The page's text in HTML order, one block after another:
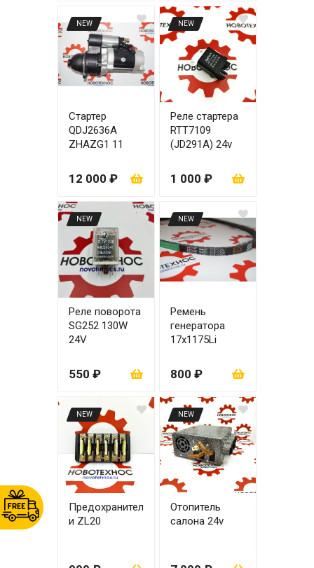
NEW
Стартер
QDJ2636A
ZHAZG1 11
12 000 ₽
NEW
Реле стартера
RTT7109
(JD291A) 24v
1 000 ₽
NEW
Реле поворота
SG252 130W
24V
550 ₽
NEW
Ремень
генератора
17x1175Li
800 ₽
NEW
Предохранител
и ZL20
NEW
Отопитель
салона 24v